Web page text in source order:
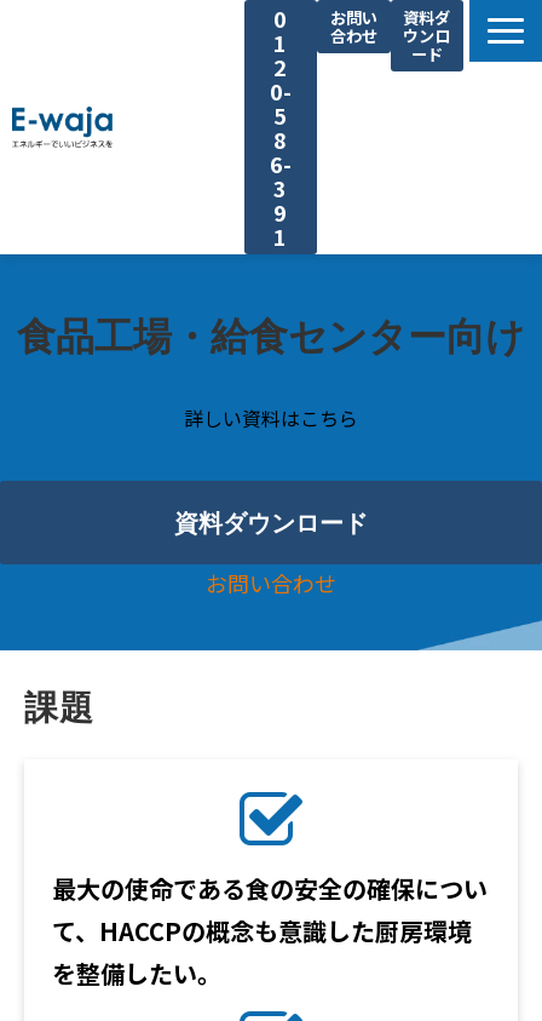
0
1
2
0-
5
8
6-
3
9
1
お問い
合わせ
資料ダ
ウンロ
ード
サービス一覧
課題別ご提案
よくあるご質問
食品工場・給食センター向け
詳しい資料はこちら
資料ダウンロード
お問い合わせ
課題
最大の使命である食の安全の確保につい
て、HACCPの概念も意識した厨房環境
を整備したい。